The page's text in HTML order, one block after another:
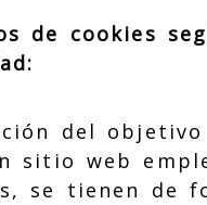
de cookies
del
sitio web
se tienen de